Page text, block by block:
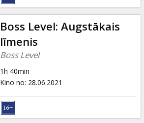
Boss Level: Augstākais
līmenis
Boss Level
1h 40min
Kino no: 28.06.2021